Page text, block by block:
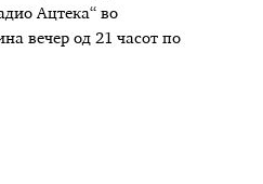
Ацтека“ во
вечер од 21 часот по